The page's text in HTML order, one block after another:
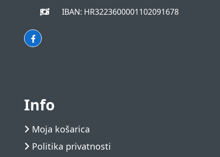
IBAN: HR3223600001102091678
Info
Moja košarica
Politika privatnosti